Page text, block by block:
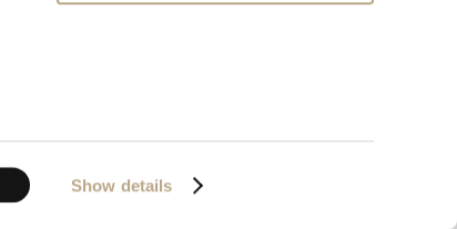
Show details